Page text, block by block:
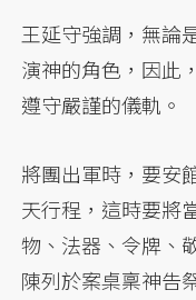
王延守強調，無論
演神的角色，因此
遵守嚴謹的儀軌。
將團出軍時，要安
天行程，這時要將
物、法器、令牌、
陳列於案桌稟神告